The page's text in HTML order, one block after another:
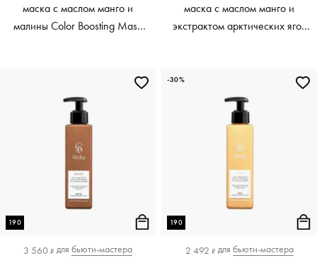
маска с маслом манго и
малины Color Boosting Mask
маска с маслом манго и
экстрактом арктических ягод
190
3 560 ₽ для бьюти-мастера
190
2 492 ₽ для бьюти-мастера
-30%